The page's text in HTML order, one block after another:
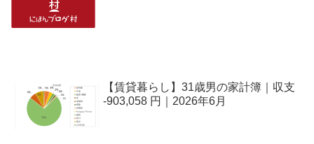
【賃貸暮らし】31歳男の家計簿｜収支
-903,058 円｜2026年6月